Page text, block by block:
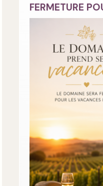
FERMETURE